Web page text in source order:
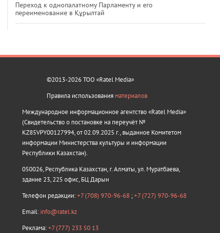
Переход к однопалатному Парламенту и его
переименование в Құрылтай
©2013-2026 ТОО «Ratel Media»
Правила использования материалов
Международное информационное агентство «Ratel Media»
(Свидетельство о постановке на переучёт №
KZ85VPY00127994, от 02.09.2025 г., выданное Комитетом
информации Министерства культуры и информации
Республики Казахстан).
050026, Республика Казахстан, г. Алматы, ул. Муратбаева,
здание 23, 225 офис, БЦ Дарын
Телефон редакции:+7 (708) 970-96-68 ;+7 (727) 970-96-68
Email: info@ratel.kz
Реклама:+7 (777) 233 50 13